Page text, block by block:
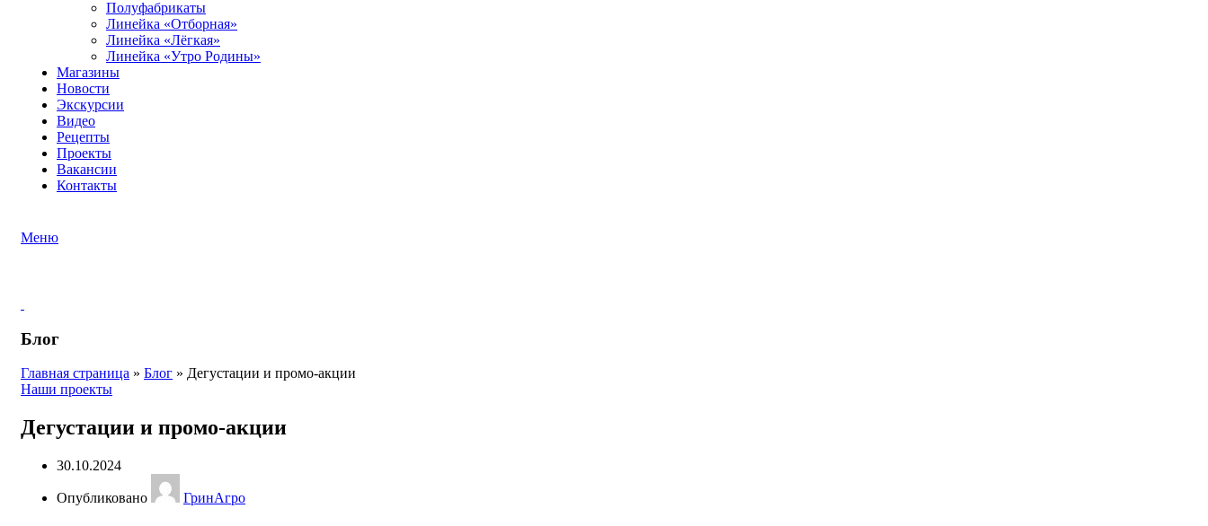
Полуфабрикаты
Линейка «Отборная»
Линейка «Лёгкая»
Линейка «Утро Родины»
Магазины
Новости
Экскурсии
Видео
Рецепты
Проекты
Вакансии
Контакты
Меню
Блог
Главная страница » Блог » Дегустации и промо-акции
Наши проекты
Дегустации и промо-акции
30.10.2024
Опубликовано ГринАгро